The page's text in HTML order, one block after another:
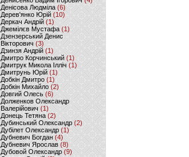
Денісова Людміла(6)
Дерев'янко Юрій(10)
Деркач Андрій(1)
Джемілєв Мустафа (1)
Дзензерський Денис
Вікторович (3)
Дзинзя Андрій (1)
Дмитро Корчинський (1)
Дмитрук Микола Ілліч (1)
Дмитрунь Юрій (1)
Добкін Дмитро(1)
Добкін Михайло (2)
Довгий Олесь (6)
Долженков Олександр
Валерійович (1)
Донець Тетяна (2)
Дубинський Олександр(2)
Дубілет Олександр (1)
Дубневич Богдан (4)
Дубневич Ярослав (8)
Дубовой Олександр(9)